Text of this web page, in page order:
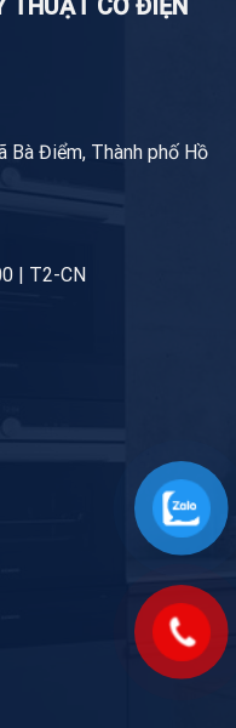
THUẬT CƠ ĐIỆN
Bà Điểm, Thành phố Hồ
| T2-CN